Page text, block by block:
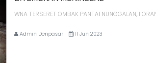
WNA TERSERET OMBAK PANTAI NUNGGALAN, 1
Admin Denpasar 11 Jun 2023